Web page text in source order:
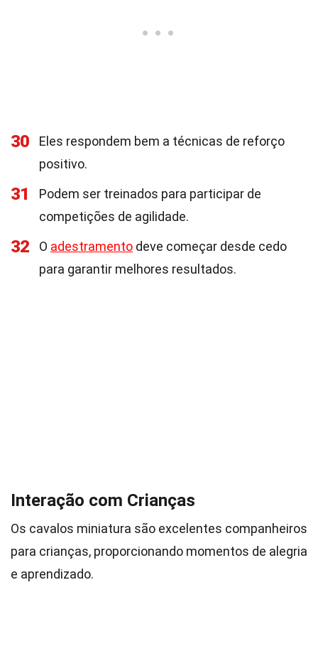
30
Eles respondem bem a técnicas de reforço
positivo.
31
Podem ser treinados para participar de
competições de agilidade.
32 O adestramento deve começar desde cedo
para garantir melhores resultados.
Interação com Crianças
Os cavalos miniatura são excelentes companheiros
para crianças, proporcionando momentos de alegria
e aprendizado.